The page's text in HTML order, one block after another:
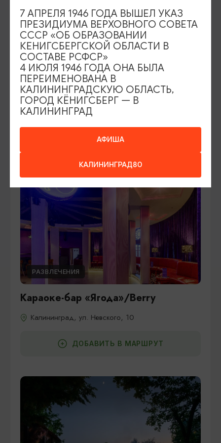
РАЗВЛЕЧЕНИЯ
Ночной клуб «Галерея»
Калининград, ул. Александра Невского, 53
ДОБАВИТЬ В МАРШРУТ
РАЗВЛЕЧЕНИЯ
Караоке-бар «Ягода»/Berry
Калининград, ул. Невского, 10
ДОБАВИТЬ В МАРШРУТ
АФИША
КАЛИНИНГРАД80
7 АПРЕЛЯ 1946 ГОДА ВЫШЕЛ УКАЗ
ПРЕЗИДИУМА ВЕРХОВНОГО СОВЕТА
СССР «ОБ ОБРАЗОВАНИИ
КЕНИГСБЕРГСКОЙ ОБЛАСТИ В
СОСТАВЕ РСФСР»
4 ИЮЛЯ 1946 ГОДА ОНА БЫЛА
ПЕРЕИМЕНОВАНА В
КАЛИНИНГРАДСКУЮ ОБЛАСТЬ,
ГОРОД КЁНИГСБЕРГ — В
КАЛИНИНГРАД